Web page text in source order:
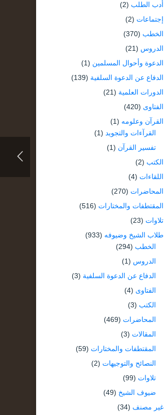
أدب الطلب (2)
إجتماعات (2)
الخطب (370)
الدروس (21)
الدعوة وأحوال المسلمين (1)
الدفاع عن الدعوة السلفية (139)
الدورات العلمية (21)
الفتاوى (420)
القرآن وعلومه (1)
القرآءات والتجويد (1)
تفسير القرآن (1)
الكتب (2)
اللقاءات (4)
المحاضرات (270)
المقتطفات والمختارات (516)
تلاوات (23)
طلاب الشيخ وضيوفه (933)
الخطب (294)
الدروس (1)
الدفاع عن الدعوة السلفية (3)
الفتاوى (4)
الكتب (3)
المحاضرات (469)
المقالات (3)
المقتطفات والمختارات (59)
النصائح والتوجيهات (2)
تلاوات (99)
ضيوف الشيخ (49)
غير مصنف (34)